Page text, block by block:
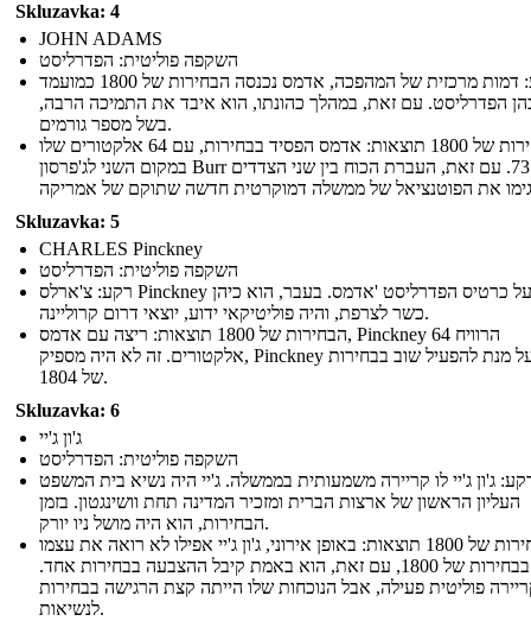
Skluzavka: 4
JOHN ADAMS
השקפה פוליטית: הפדרליסט
רקע: דמות מרכזית של המהפכה, אדמס נכנסה הבחירות של 1800 כמועמד
הפדרליסט. עם זאת, במהלך כהונתו, הוא איבד את התמיכה הרבה,
בשל מספר גורמים.
הבחירות של 1800 תוצאות: אדמס הפסיד בבחירות, עם 64 אלקטורים שלו
במקום השני לג'פרסון Burr של 73. עם זאת, העברת הכוח בין שני הצדדים
Skluzavka: 5
CHARLES Pinckney
השקפה פוליטית: הפדרליסט
רקע: צ'ארלס Pinckney רץ על כרטיס הפדרליסט 'אדמס. בעבר, הוא כיהן
כשר לצרפת, והיה פוליטיקאי ידוע, יוצאי דרום קרוליינה.
הבחירות של 1800 תוצאות: ריצה עם אדמס, Pinckney הרוויח 64
אלקטורים. זה לא היה מספיק, Pinckney ילך על מנת להפעיל שוב בבחירות
של 1804.
Skluzavka: 6
ג'ון ג'יי
השקפה פוליטית: הפדרליסט
ג'ון ג'יי לו קריירה משמעותית בממשלה. ג'יי היה נשיא בית המשפט
העליון הראשון של ארצות הברית ומזכיר המדינה תחת וושינגטון. בזמן
הבחירות, הוא היה מושל ניו יורק.
הבחירות של 1800 תוצאות: באופן אירוני, ג'ון ג'יי אפילו לא רואה את עצמו
מועמד בבחירות של 1800, עם זאת, הוא באמת קיבל ההצבעה בבחירות אחד.
קריירה פוליטית פעילה, אבל הנוכחות שלו הייתה קצת הרגישה בבחירות
לנשיאות.